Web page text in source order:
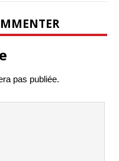
pas publiée.